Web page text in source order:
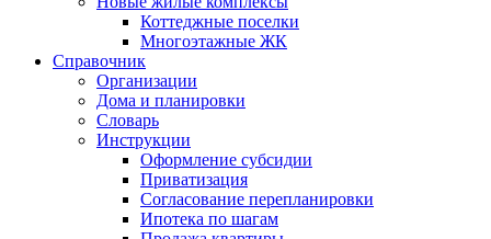
Коттеджные поселки
Многоэтажные ЖК
Справочник
Организации
Дома и планировки
Словарь
Инструкции
Оформление субсидии
Приватизация
Согласование перепланировки
Ипотека по шагам